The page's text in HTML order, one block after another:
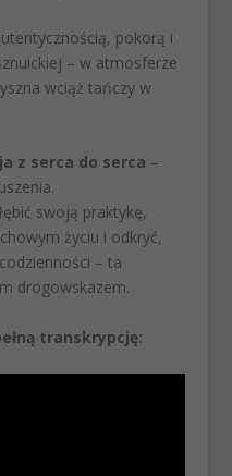
pokorą i
– w atmosferze
wciąż tańczy w
z serca do serca –
swoją praktykę,
życiu i odkryć,
– ta
drogowskazem.
transkrypcję: